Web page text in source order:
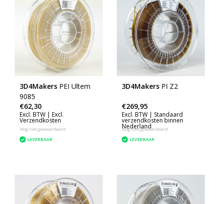
3D4Makers PEI Ultem
9085
€62,30
Excl. BTW | Excl.
Verzendkosten
Nog niet gewaardeerd
LEVERBAAR
3D4Makers PI Z2
€269,95
Excl. BTW | Standaard
verzendkosten binnen
Nederland
Nog niet gewaardeerd
LEVERBAAR